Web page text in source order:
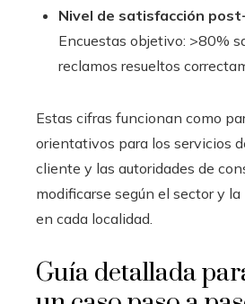
Nivel de satisfacción
Encuestas objetivo: >80%
reclamos resueltos
Estas cifras funcionan como
orientativos para los servicios
cliente y las autoridades de
modificarse según el sector y
en cada localidad.
Guía detallada